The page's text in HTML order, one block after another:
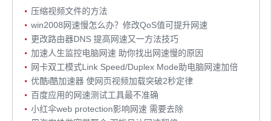
压缩视频文件的方法
win2008网速慢怎么办？修改QoS值可提升网速
更改路由器DNS 提高网速又一方法技巧
加速人生监控电脑网速 助你找出网速慢的原因
网卡双工模式Link Speed/Duplex Mode助电脑网速加倍
优酷i酷加速器 使网页视频加载突破2秒定律
百度应用的网速测试工具最不准确
小红伞web protection影响网速 需要去除